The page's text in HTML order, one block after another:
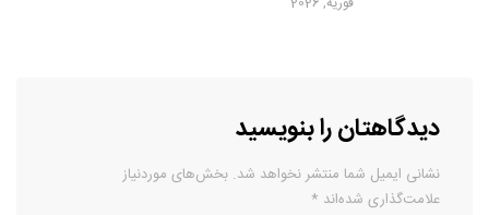
دیدگاهتان را بنویسید
نشانی ایمیل شما منتشر نخواهد شد. بخش‌های موردنیاز
علامت‌گذاری شده‌اند *